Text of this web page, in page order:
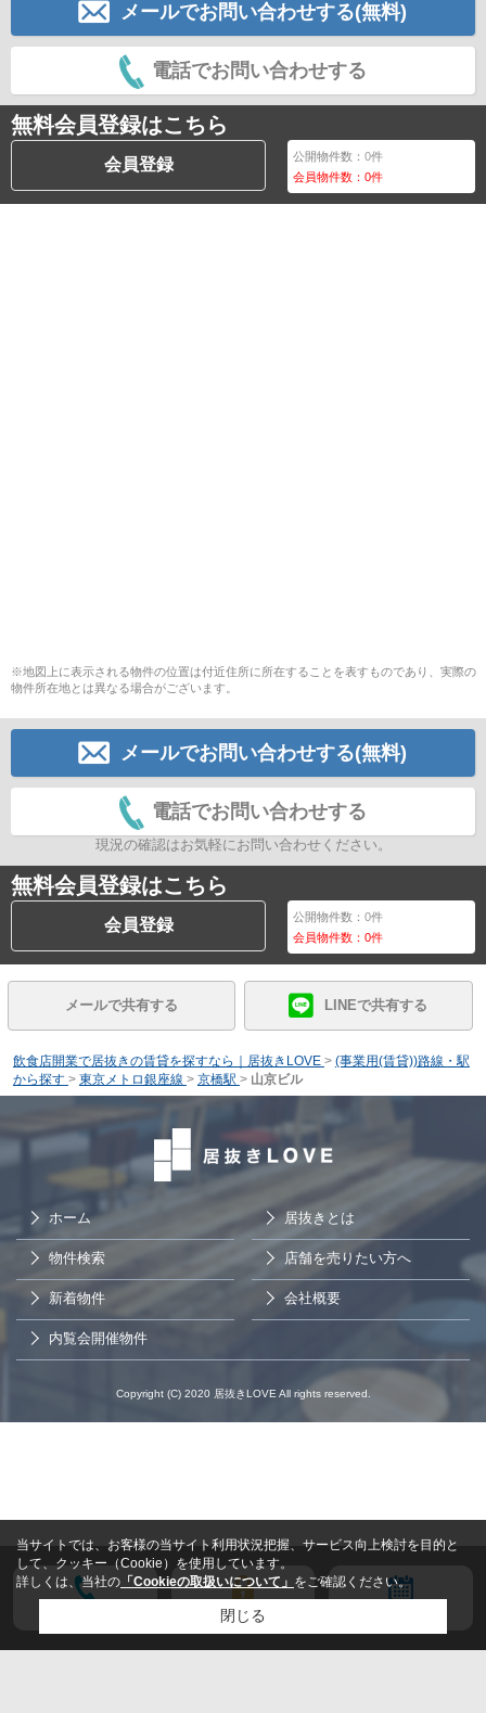
メールでお問い合わせする(無料)
電話でお問い合わせする
無料会員登録はこちら
会員登録 公開物件数：0件
会員物件数：0件
※地図上に表示される物件の位置は付近住所に所在することを表すものであり、実際の
物件所在地とは異なる場合がございます。
メールでお問い合わせする(無料)
電話でお問い合わせする
現況の確認はお気軽にお問い合わせください。
無料会員登録はこちら
会員登録 公開物件数：0件
会員物件数：0件
メールで共有する LINEで共有する
飲食店開業で居抜きの賃貸を探すなら｜居抜きLOVE > (事業用(賃貸))路線・駅
から探す > 東京メトロ銀座線 > 京橋駅 > 山京ビル
ホーム 居抜きとは
物件検索 店舗を売りたい方へ
新着物件 会社概要
内覧会開催物件
会員登録
Copyright (C) 2020 居抜きLOVE All rights reserved.
当サイトでは、お客様の当サイト利用状況把握、サービス向上検討を目的と
して、クッキー（Cookie）を使用しています。
詳しくは、当社の 「Cookieの取扱いについて」 をご確認ください。
閉じる